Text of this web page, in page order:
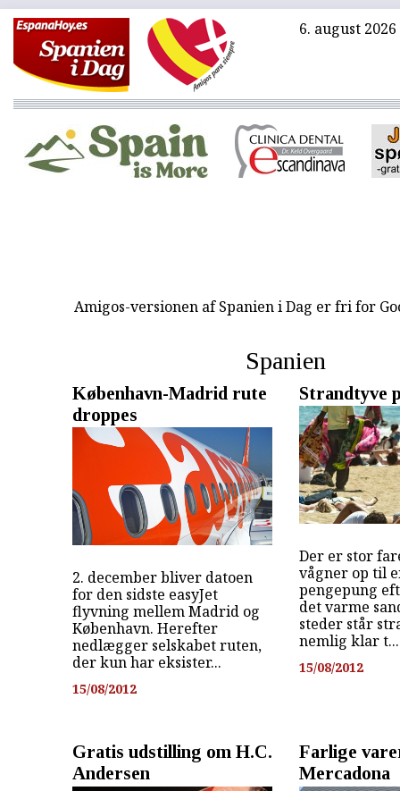
6. august 2026
Amigos-versionen af Spanien i Dag er fri for
Spanien
København-Madrid rute
droppes
2. december bliver datoen
for den sidste easyJet
flyvning mellem Madrid og
København. Herefter
nedlægger selskabet ruten,
der kun har eksister...
15/08/2012
Strandtyve
Der er stor
vågner op til
pengepung
det varme
steder står
nemlig klar t...
15/08/2012
Gratis udstilling om H.C.
Andersen
Farlige
Mercadona